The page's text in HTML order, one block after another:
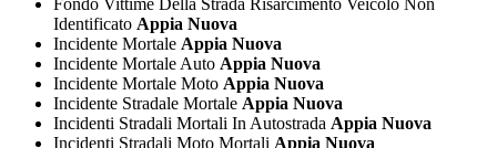
Identificato Appia Nuova
Incidente Mortale Appia Nuova
Incidente Mortale Auto Appia Nuova
Incidente Mortale Moto Appia Nuova
Incidente Stradale Mortale Appia Nuova
Incidenti Stradali Mortali In Autostrada Appia Nuova
Incidenti Stradali Moto Mortali Appia Nuova